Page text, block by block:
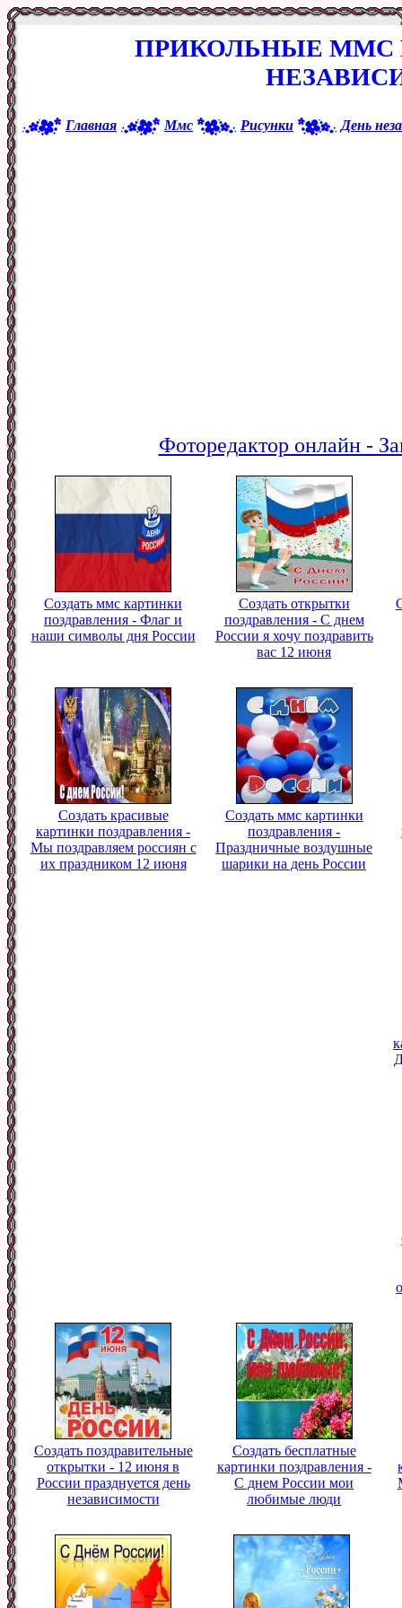
ПРИКОЛЬНЫЕ ММС
Главная Ммс Рисунки День
Фоторедактор онлайн -
Создать ммс картинки
поздравления - Флаг и
наши символы дня России
Создать открытки
поздравления - С днем
России я хочу поздравить
вас 12 июня
Создать красивые
картинки поздравления -
Мы поздравляем россиян с
их праздником 12 июня
Создать ммс картинки
поздравления -
Праздничные воздушные
шарики на день России
Создать поздравительные
открытки - 12 июня в
России празднуется день
независимости
Создать бесплатные
картинки поздравления -
С днем России мои
любимые люди